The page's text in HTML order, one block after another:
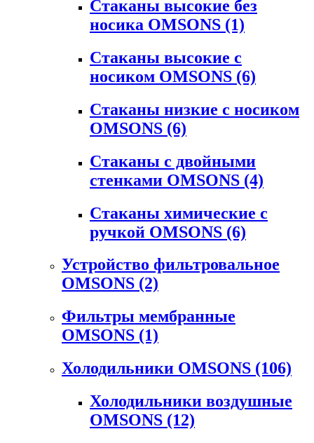
Стаканы высокие без
носика OMSONS (1)
Стаканы высокие с
носиком OMSONS (6)
Стаканы низкие с носиком
OMSONS (6)
Стаканы с двойными
стенками OMSONS (4)
Стаканы химические с
ручкой OMSONS (6)
Устройство фильтровальное
OMSONS (2)
Фильтры мембранные
OMSONS (1)
Холодильники OMSONS (106)
Холодильники воздушные
OMSONS (12)